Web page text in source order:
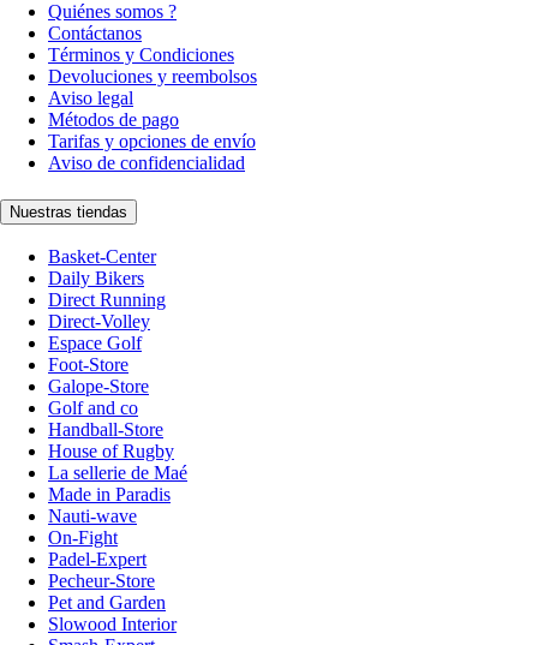
Quiénes somos ?
Contáctanos
Términos y Condiciones
Devoluciones y reembolsos
Aviso legal
Métodos de pago
Tarifas y opciones de envío
Aviso de confidencialidad
Nuestras tiendas
Basket-Center
Daily Bikers
Direct Running
Direct-Volley
Espace Golf
Foot-Store
Galope-Store
Golf and co
Handball-Store
House of Rugby
La sellerie de Maé
Made in Paradis
Nauti-wave
On-Fight
Padel-Expert
Pecheur-Store
Pet and Garden
Slowood Interior